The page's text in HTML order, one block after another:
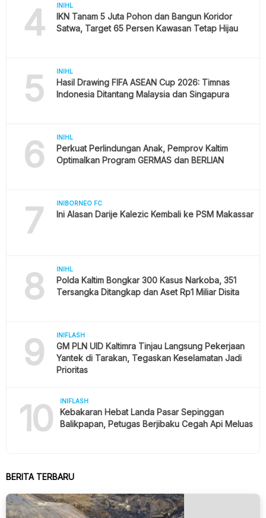
4 INIHL
IKN Tanam 5 Juta Pohon dan Bangun Koridor
Satwa, Target 65 Persen Kawasan Tetap Hijau
5 INIHL
Hasil Drawing FIFA ASEAN Cup 2026: Timnas
Indonesia Ditantang Malaysia dan Singapura
6 INIHL
Perkuat Perlindungan Anak, Pemprov Kaltim
Optimalkan Program GERMAS dan BERLIAN
7 INIBORNEO FC
Ini Alasan Darije Kalezic Kembali ke PSM Makassar
8 INIHL
Polda Kaltim Bongkar 300 Kasus Narkoba, 351
Tersangka Ditangkap dan Aset Rp1 Miliar Disita
9 INIFLASH
GM PLN UID Kaltimra Tinjau Langsung Pekerjaan
Yantek di Tarakan, Tegaskan Keselamatan Jadi
Prioritas
10 INIFLASH
Kebakaran Hebat Landa Pasar Sepinggan
Balikpapan, Petugas Berjibaku Cegah Api Meluas
BERITA TERBARU